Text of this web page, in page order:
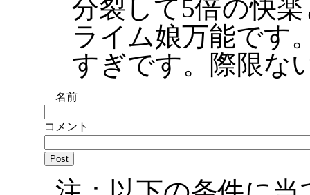
分裂して5倍の快
ライム娘万能です
すぎです。際限な
名前
コメント